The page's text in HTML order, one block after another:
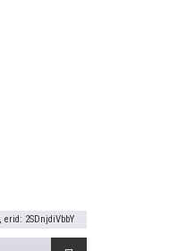
2SDnjdiVbbY